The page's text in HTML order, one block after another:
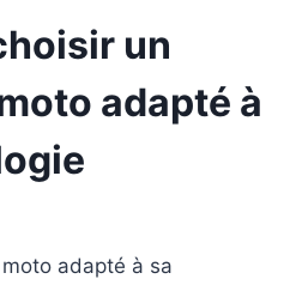
un
adapté à
adapté à sa